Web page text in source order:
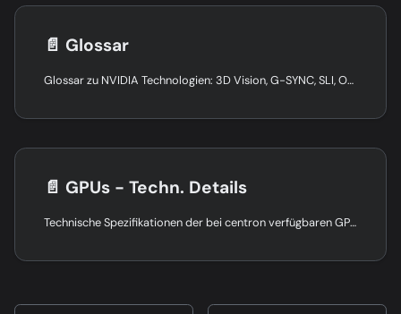
📄️ Glossar
Glossar zu NVIDIA Technologien: 3D Vision, G-SYNC, SLI, Optimus und weitere Grafik- und Displaybegriffe im Überblick.
📄️ GPUs - Techn. Details
Technische Spezifikationen der bei centron verfügbaren GPUs: NVIDIA RTX 4000, Quadro RTX 6000 sowie A100 mit 40 GB und 80 GB.